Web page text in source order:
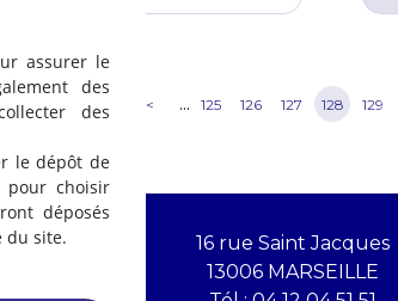
< ... 125 126 127 128 129
16 rue Saint Jacques
13006 MARSEILLE
assurer le
des
des
le dépôt de
pour choisir
déposés
du site.